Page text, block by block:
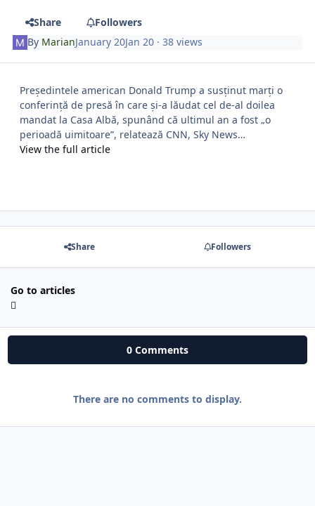
Share
Followers
By MarianJanuary 20Jan 20 · 38 views
Președintele american Donald Trump a susținut marți o
conferință de presă în care și-a lăudat cel de-al doilea
mandat la Casa Albă, spunând că ultimul an a fost „o
perioadă uimitoare”, relatează CNN, Sky News…
View the full article
Share Followers
Go to articles
0 Comments
There are no comments to display.